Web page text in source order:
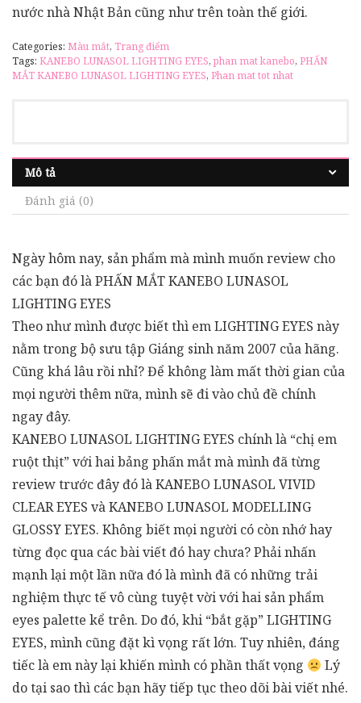
nước nhà Nhật Bản cũng như trên toàn thế giới.
Categories: Màu mắt, Trang điểm
Tags: KANEBO LUNASOL LIGHTING EYES,phan mat kanebo, PHẤN
MẮT KANEBO LUNASOL LIGHTING EYES, Phan mat tot nhat
Mô tả
Đánh giá (0)
Ngày hôm nay, sản phẩm mà mình muốn review cho
các bạn đó là PHẤN MẮT KANEBO LUNASOL
LIGHTING EYES
Theo như mình được biết thì em LIGHTING EYES này
nằm trong bộ sưu tập Giáng sinh năm 2007 của hãng.
Cũng khá lâu rồi nhỉ? Để không làm mất thời gian của
mọi người thêm nữa, mình sẽ đi vào chủ đề chính
ngay đây.
KANEBO LUNASOL LIGHTING EYES chính là “chị em
ruột thịt” với hai bảng phấn mắt mà mình đã từng
review trước đây đó là KANEBO LUNASOL VIVID
CLEAR EYES và KANEBO LUNASOL MODELLING
GLOSSY EYES. Không biết mọi người có còn nhớ hay
từng đọc qua các bài viết đó hay chưa? Phải nhấn
mạnh lại một lần nữa đó là mình đã có những trải
nghiệm thực tế vô cùng tuyệt vời với hai sản phẩm
eyes palette kể trên. Do đó, khi “bắt gặp” LIGHTING
EYES, mình cũng đặt kì vọng rất lớn. Tuy nhiên, đáng
tiếc là em này lại khiến mình có phần thất vọng
Lý
do tại sao thì các bạn hãy tiếp tục theo dõi bài viết nhé.